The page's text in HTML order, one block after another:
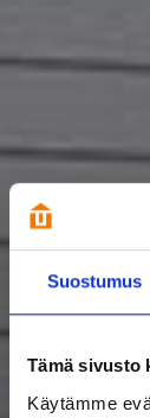
Suostumus
Tämä sivusto
Käytämme